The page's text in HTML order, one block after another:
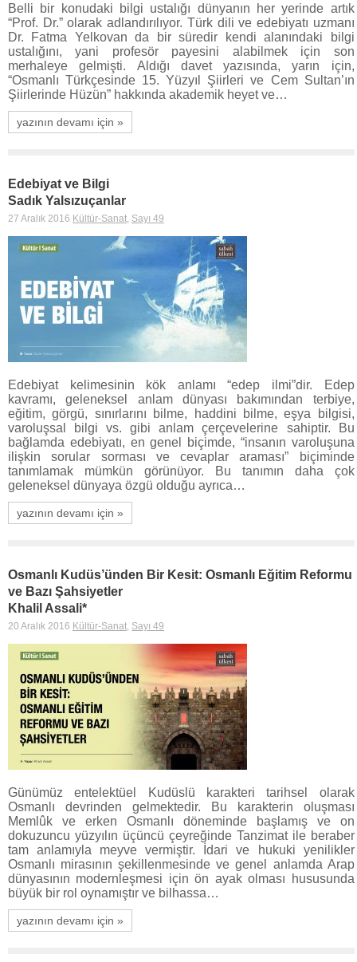
Belli bir konudaki bilgi ustalığı dünyanın her yerinde artık
“Prof. Dr.” olarak adlandırılıyor. Türk dili ve edebiyatı uzmanı
Dr. Fatma Yelkovan da bir süredir kendi alanındaki bilgi
ustalığını, yani profesör payesini alabilmek için son
merhaleye gelmişti. Aldığı davet yazısında, yarın için,
“Osmanlı Türkçesinde 15. Yüzyıl Şiirleri ve Cem Sultan’ın
Şiirlerinde Hüzün” hakkında akademik heyet ve…
yazının devamı için »
Edebiyat ve Bilgi
Sadık Yalsızuçanlar
27 Aralık 2016 Kültür-Sanat, Sayı 49
Edebiyat kelimesinin kök anlamı “edep ilmi”dir. Edep
kavramı, geleneksel anlam dünyası bakımından terbiye,
eğitim, görgü, sınırlarını bilme, haddini bilme, eşya bilgisi,
varoluşsal bilgi vs. gibi anlam çerçevelerine sahiptir. Bu
bağlamda edebiyatı, en genel biçimde, “insanın varoluşuna
ilişkin sorular sorması ve cevaplar araması” biçiminde
tanımlamak mümkün görünüyor. Bu tanımın daha çok
geleneksel dünyaya özgü olduğu ayrıca…
yazının devamı için »
Osmanlı Kudüs’ünden Bir Kesit: Osmanlı Eğitim Reformu
ve Bazı Şahsiyetler
Khalil Assali*
20 Aralık 2016 Kültür-Sanat, Sayı 49
Günümüz entelektüel Kudüslü karakteri tarihsel olarak
Osmanlı devrinden gelmektedir. Bu karakterin oluşması
Memlûk ve erken Osmanlı döneminde başlamış ve on
dokuzuncu yüzyılın üçüncü çeyreğinde Tanzimat ile beraber
tam anlamıyla meyve vermiştir. İdari ve hukuki yenilikler
Osmanlı mirasının şekillenmesinde ve genel anlamda Arap
dünyasının modernleşmesi için ön ayak olması hususunda
büyük bir rol oynamıştır ve bilhassa…
yazının devamı için »